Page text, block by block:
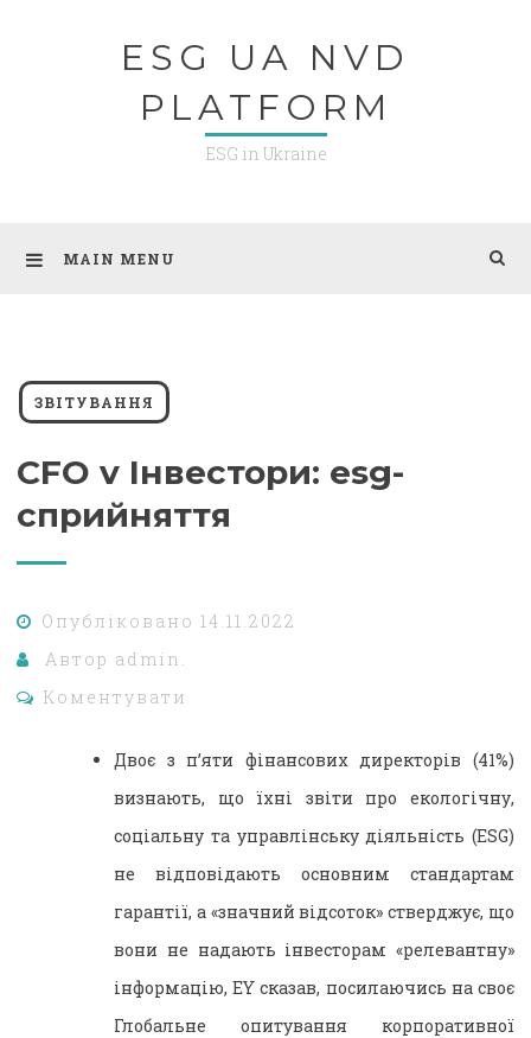
ESG UA NVD
PLATFORM
ESG in Ukraine
MAIN MENU
ЗВІТУВАННЯ
CFO v Інвестори: esg-
сприйняття
Опубліковано 14.11.2022
Автор admin.
Коментувати
Двоє з п’яти фінансових директорів (41%)
визнають, що їхні звіти про екологічну,
соціальну та управлінську діяльність (ESG)
не відповідають основним стандартам
гарантії, а «значний відсоток» стверджує, що
вони не надають інвесторам «релевантну»
інформацію, EY сказав, посилаючись на своє
Глобальне опитування корпоративної